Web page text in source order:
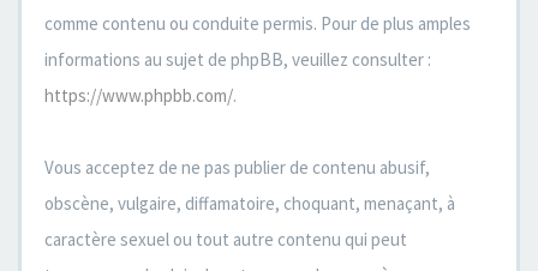
comme contenu ou conduite permis. Pour de plus amples
informations au sujet de phpBB, veuillez consulter :
https://www.phpbb.com/.
Vous acceptez de ne pas publier de contenu abusif,
obscène, vulgaire, diffamatoire, choquant, menaçant, à
caractère sexuel ou tout autre contenu qui peut